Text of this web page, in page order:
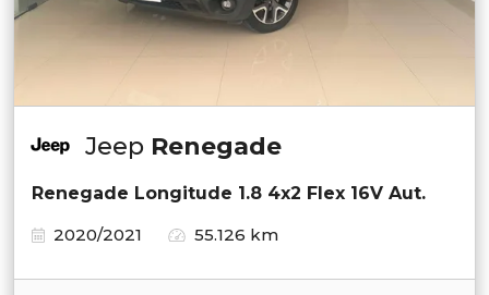
Jeep Renegade
Renegade Longitude 1.8 4x2 Flex 16V Aut.
2020/2021
55.126 km